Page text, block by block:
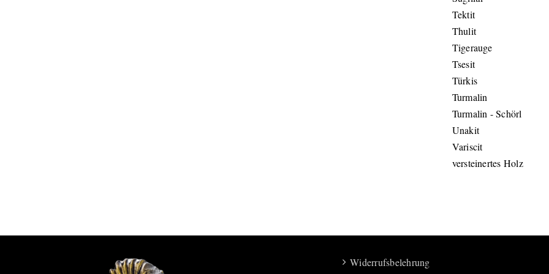
Tektit
Thulit
Tigerauge
Tsesit
Türkis
Turmalin
Turmalin - Schörl
Unakit
Variscit
versteinertes Holz
Widerrufsbelehrung